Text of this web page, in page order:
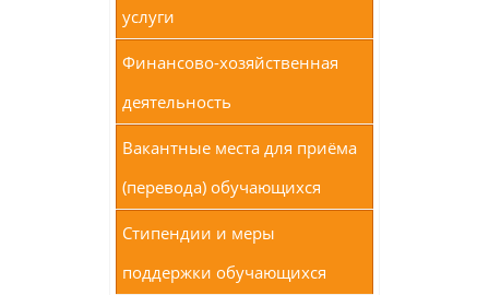
услуги
Финансово-хозяйственная
деятельность
Вакантные места для приёма
(перевода) обучающихся
Стипендии и меры
поддержки обучающихся